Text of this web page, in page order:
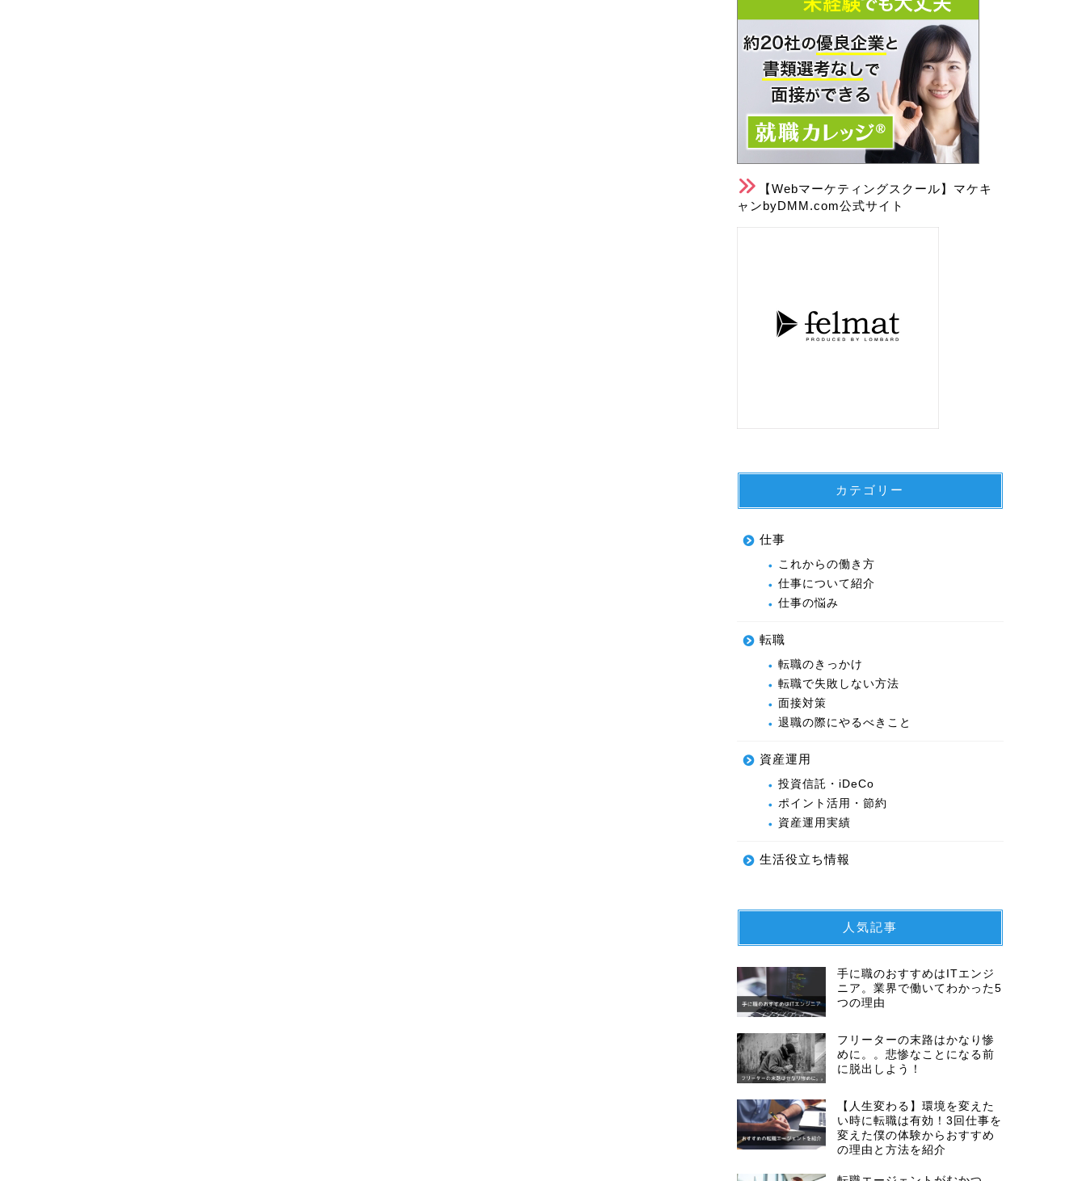
【Webマーケティングスクール】マケキ
ャンbyDMM.com公式サイト
カテゴリー
仕事
これからの働き方
仕事について紹介
仕事の悩み
転職
転職のきっかけ
転職で失敗しない方法
面接対策
退職の際にやるべきこと
資産運用
投資信託・iDeCo
ポイント活用・節約
資産運用実績
生活役立ち情報
人気記事
手に職のおすすめはITエンジ
ニア。業界で働いてわかった5
つの理由
フリーターの末路はかなり惨
めに。。悲惨なことになる前
に脱出しよう！
【人生変わる】環境を変えた
い時に転職は有効！3回仕事を
変えた僕の体験からおすすめ
の理由と方法を紹介